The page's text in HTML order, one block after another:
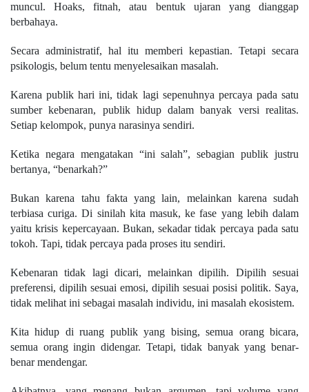
muncul. Hoaks, fitnah, atau bentuk ujaran yang dianggap
berbahaya.
Secara administratif, hal itu memberi kepastian. Tetapi secara
psikologis, belum tentu menyelesaikan masalah.
Karena publik hari ini, tidak lagi sepenuhnya percaya pada satu
sumber kebenaran, publik hidup dalam banyak versi realitas.
Setiap kelompok, punya narasinya sendiri.
Ketika negara mengatakan “ini salah”, sebagian publik justru
bertanya, “benarkah?”
Bukan karena tahu fakta yang lain, melainkan karena sudah
terbiasa curiga. Di sinilah kita masuk, ke fase yang lebih dalam
yaitu krisis kepercayaan. Bukan, sekadar tidak percaya pada satu
tokoh. Tapi, tidak percaya pada proses itu sendiri.
Kebenaran tidak lagi dicari, melainkan dipilih. Dipilih sesuai
preferensi, dipilih sesuai emosi, dipilih sesuai posisi politik. Saya,
tidak melihat ini sebagai masalah individu, ini masalah ekosistem.
Kita hidup di ruang publik yang bising, semua orang bicara,
semua orang ingin didengar. Tetapi, tidak banyak yang benar-
benar mendengar.